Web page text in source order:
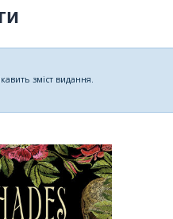
зміст видання.